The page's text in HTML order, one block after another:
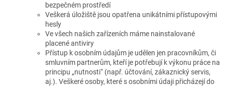
bezpečném prostředí
Veškerá úložiště jsou opatřena unikátními přístupovými
hesly
Ve všech našich zařízeních máme nainstalované
placené antiviry
Přístup k osobním údajům je udělen jen pracovníkům, či
smluvním partnerům, kteří je potřebují k výkonu práce na
principu „nutnosti“ (např. účtování, zákaznický servis,
aj.). Veškeré osoby, které s osobními údaji přicházejí do